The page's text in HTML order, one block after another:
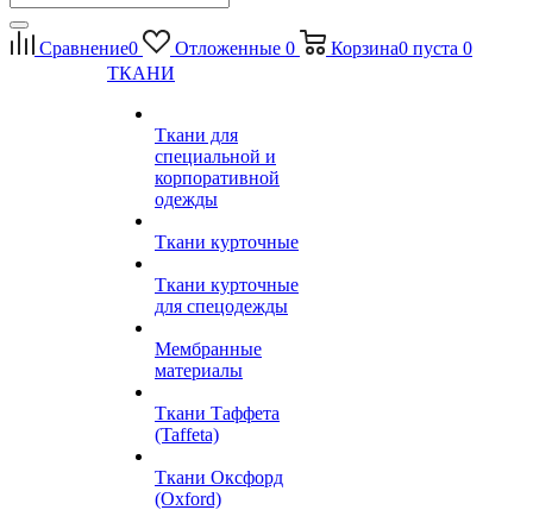
Сравнение0 Отложенные 0 Корзина0 пуста 0
ТКАНИ
Ткани для
специальной и
корпоративной
одежды
Ткани курточные
Ткани курточные
для спецодежды
Мембранные
материалы
Ткани Таффета
(Taffeta)
Ткани Оксфорд
(Oxford)